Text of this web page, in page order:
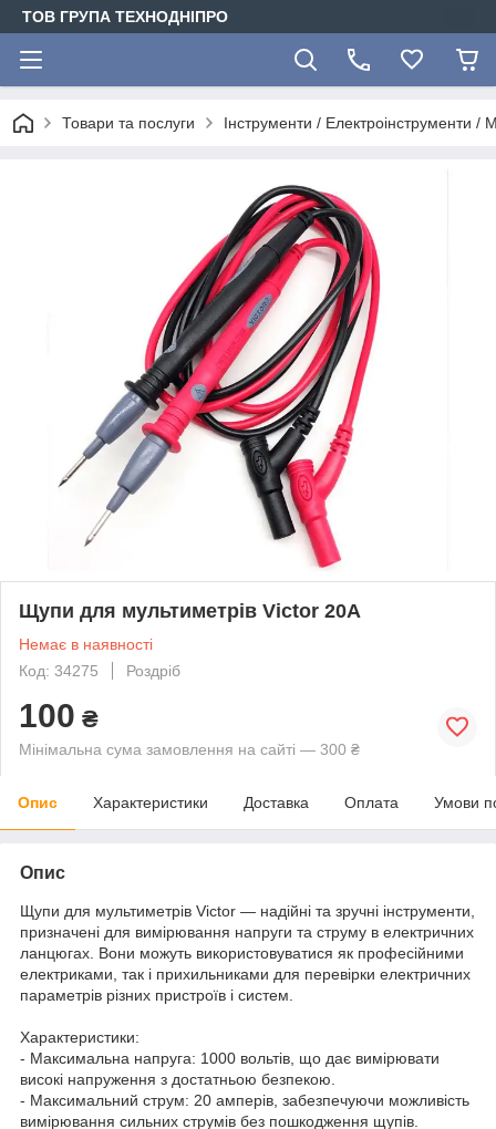
ТОВ ГРУПА ТЕХНОДНІПРО
Товари та послуги Інструменти / Електроінструменти
Щупи для мультиметрів Victor 20A
Немає в наявності
Код: 34275
Роздріб
100 ₴
Мінімальна сума замовлення на сайті — 300 ₴
Опис Характеристики Доставка Оплата Умови
Опис
Щупи для мультиметрів Victor — надійні та зручні інструменти,
призначені для вимірювання напруги та струму в електричних
ланцюгах. Вони можуть використовуватися як професійними
електриками, так і прихильниками для перевірки електричних
параметрів різних пристроїв і систем.
Характеристики:
- Максимальна напруга: 1000 вольтів, що дає вимірювати
високі напруження з достатньою безпекою.
- Максимальний струм: 20 амперів, забезпечуючи можливість
вимірювання сильних струмів без пошкодження щупів.